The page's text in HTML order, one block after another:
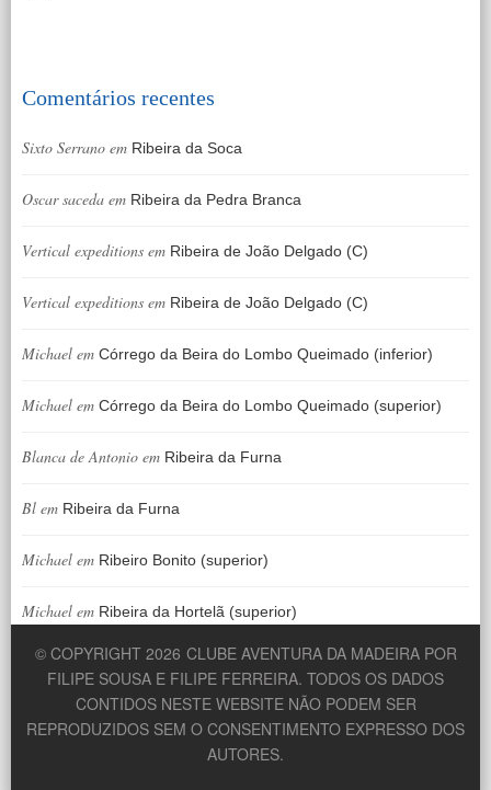
Comentários recentes
Sixto Serrano em Ribeira da Soca
Oscar saceda em Ribeira da Pedra Branca
Vertical expeditions em Ribeira de João Delgado (C)
Vertical expeditions em Ribeira de João Delgado (C)
Michael em Córrego da Beira do Lombo Queimado (inferior)
Michael em Córrego da Beira do Lombo Queimado (superior)
Blanca de Antonio em Ribeira da Furna
Bl em Ribeira da Furna
Michael em Ribeiro Bonito (superior)
Michael em Ribeira da Hortelã (superior)
© COPYRIGHT 2026 CLUBE AVENTURA DA MADEIRA POR
FILIPE SOUSA E FILIPE FERREIRA. TODOS OS DADOS
CONTIDOS NESTE WEBSITE NÃO PODEM SER
REPRODUZIDOS SEM O CONSENTIMENTO EXPRESSO DOS
AUTORES.